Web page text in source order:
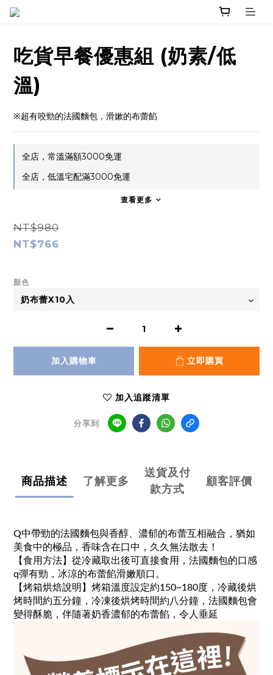
吃貨早餐優惠組 (奶素/低
溫)
※超有咬勁的法國麵包，滑嫰的布蕾餡
全店，常溫滿額3000免運
全店，低溫宅配滿3000免運
查看更多
NT$980
NT$766
顏色
加入購物車 立即購買
加入追蹤清單
分享到
商品描述 了解更多
送貨及付
款方式
顧客評價
Q中帶勁的法國麵包與香醇、濃郁的布蕾互相融合，猶如
美食中的極品，香味含在口中，久久無法散去！
【食用方法】從冷藏取出後可直接食用，法國麵包的口感
q彈有勁，冰涼的布蕾餡滑嫩順口。
【烤箱烘焙說明】烤箱溫度設定約150~180度，冷藏後烘
烤時間約五分鐘，冷凍後烘烤時間約八分鐘，法國麵包會
變得酥脆，伴隨著奶香濃郁的布蕾餡，令人垂延